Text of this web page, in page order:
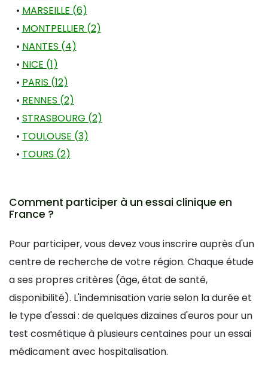
• MARSEILLE (6)
• MONTPELLIER (2)
• NANTES (4)
• NICE (1)
• PARIS (12)
• RENNES (2)
• STRASBOURG (2)
• TOULOUSE (3)
• TOURS (2)
Comment participer à un essai clinique en
France ?
Pour participer, vous devez vous inscrire auprès d'un
centre de recherche de votre région. Chaque étude
a ses propres critères (âge, état de santé,
disponibilité). L'indemnisation varie selon la durée et
le type d'essai : de quelques dizaines d'euros pour un
test cosmétique à plusieurs centaines pour un essai
médicament avec hospitalisation.